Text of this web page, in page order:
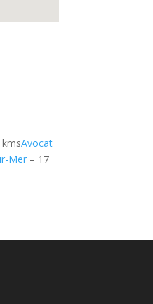
kmsAvocat
Mer – 17